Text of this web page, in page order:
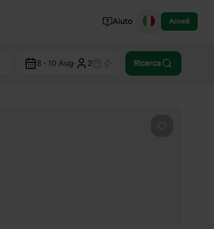
Portogallo
Aiuto Accedi
8 - 10 Aug· 2 Ricerca